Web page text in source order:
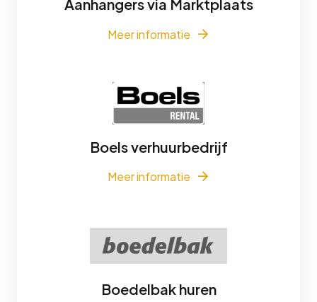
Aanhangers via Marktplaats
Meer informatie
Boels verhuurbedrijf
Meer informatie
Boedelbak huren